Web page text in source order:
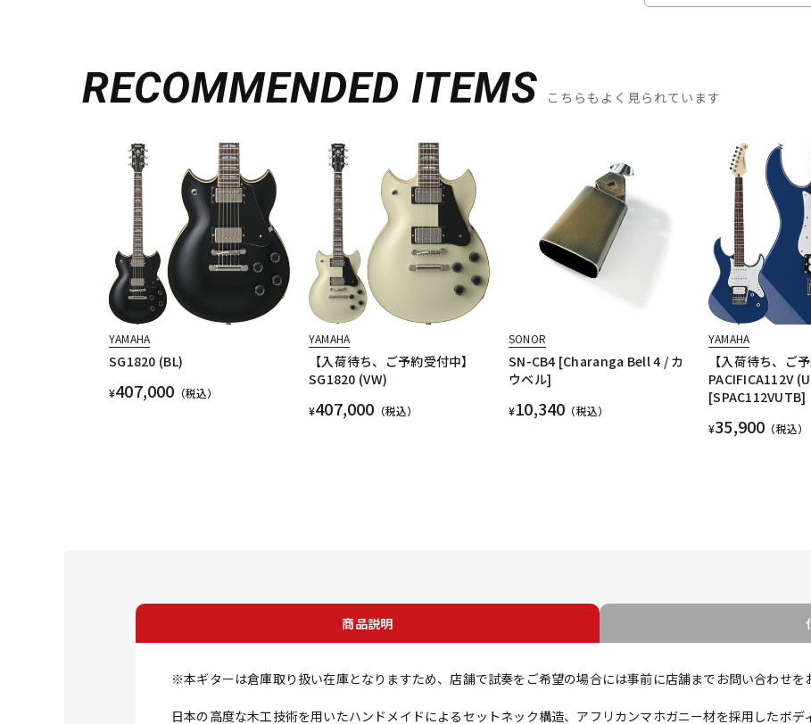
RECOMMENDED ITEMS こちらもよく見られています
YAMAHA
SG1820 (BL)
¥407,000 （税込）
YAMAHA
【入荷待ち、ご予約受付中】
SG1820 (VW)
¥407,000 （税込）
SONOR
SN-CB4 [Charanga Bell 4 / カ
ウベル]
¥10,340 （税込）
YAMAHA
【入荷待ち、ご
PACIFICA112V
[SPAC112VUTB]
¥35,900 （税込）
商品説明
※本ギターは倉庫取り扱い在庫となりますため、店舗で試奏をご希望の場合には事前に店舗までお問い合わせを
日本の高度な木工技術を用いたハンドメイドによるセットネック構造、アフリカンマホガニー材を採用したボデ